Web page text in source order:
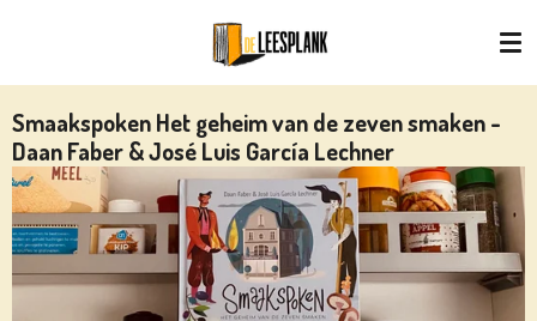
naar
de
hoofdinhoud
Smaakspoken Het geheim van de zeven smaken -
Daan Faber & José Luis García Lechner